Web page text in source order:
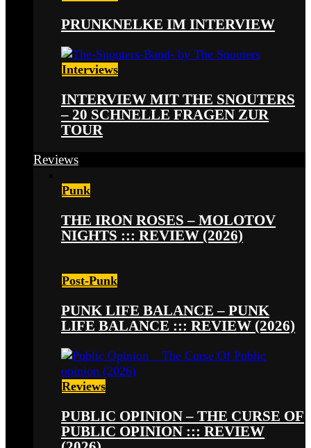
PRUNKNELKE IM INTERVIEW
Interviews
INTERVIEW MIT THE SNOUTERS
– 20 SCHNELLE FRAGEN ZUR
TOUR
Reviews
Punk
THE IRON ROSES – MOLOTOV
NIGHTS ::: REVIEW (2026)
Post-Punk
PUNK LIFE BALANCE – PUNK
LIFE BALANCE ::: REVIEW (2026)
Reviews
PUBLIC OPINION – THE CURSE OF
PUBLIC OPINION ::: REVIEW